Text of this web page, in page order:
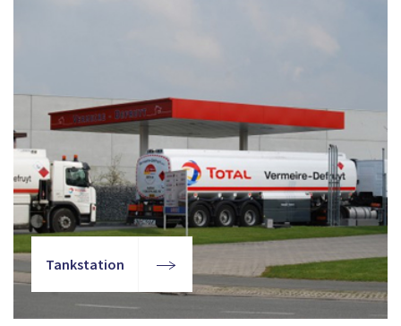
Tankstation